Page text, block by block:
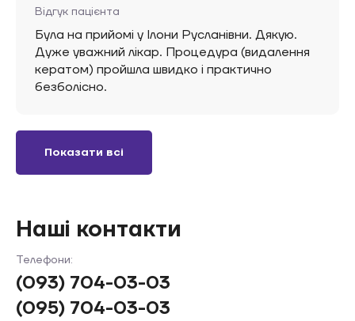
Відгук пацієнта
Була на прийомі у Ілони Русланівни. Дякую.
Дуже уважний лікар. Процедура (видалення
кератом) пройшла швидко і практично
безболісно.
Показати всі
Наші контакти
Телефони:
(093) 704-03-03
(095) 704-03-03